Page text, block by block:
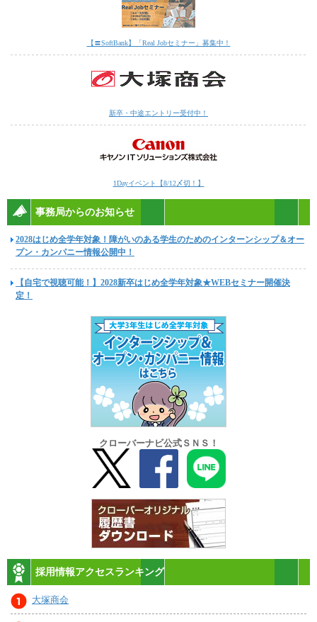
【〓SoftBank】「Real Jobセミナー」募集中！
新卒・中途エントリー受付中！
1Dayイベント【8/12〆切！】
事務局からのお知らせ
2028はじめ全学年対象！障がいのある学生のためのインターンシップ＆オー
プン・カンパニー情報公開中！
【自宅で視聴可能！】2028新卒はじめ全学年対象★WEBセミナー開催決
定！
クローバーナビ公式ＳＮＳ！
採用情報アクセスランキング
大塚商会